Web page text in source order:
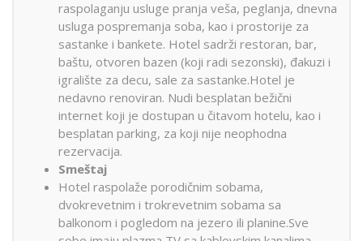
raspolaganju usluge pranja veša, peglanja, dnevna
usluga pospremanja soba, kao i prostorije za
sastanke i bankete. Hotel sadrži restoran, bar,
baštu, otvoren bazen (koji radi sezonski), đakuzi i
igralište za decu, sale za sastanke.Hotel je
nedavno renoviran. Nudi besplatan bežični
internet koji je dostupan u čitavom hotelu, kao i
besplatan parking, za koji nije neophodna
rezervacija.
Smeštaj
Hotel raspolaže porodičnim sobama,
dvokrevetnim i trokrevetnim sobama sa
balkonom i pogledom na jezero ili planine.Sve